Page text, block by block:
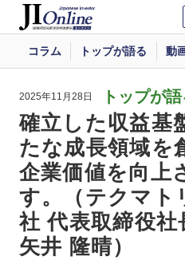
コラム トップが語る 動
2025年11月28日 トップが
確立した収益基
たな成長領域を
企業価値を向上
す。（テクマト
社 代表取締役社
矢井 隆晴）